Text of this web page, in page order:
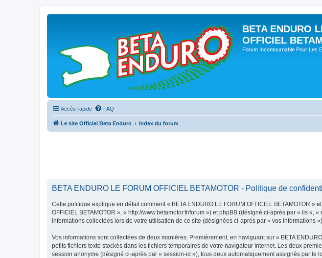
BETA ENDURO
OFFICIEL
Forum Incontournable Pour Les
Accès rapide FAQ
Le site Officiel Beta Enduro Index du forum
BETA ENDURO LE FORUM OFFICIEL BETAMOTOR - Politique de
Cette politique explique en détail comment « BETA ENDURO LE FORUM OFFICIEL BETAMOTOR
OFFICIEL BETAMOTOR », « http://www.betamotor.fr/forum ») et phpBB (désigné ci-après par « ils
informations collectées lors de votre utilisation de ce site (désignées ci-après par « vos informations
Vos informations sont collectées de deux manières. Premièrement, en naviguant sur « BETA
petits fichiers texte stockés dans les fichiers temporaires de votre navigateur Internet. Les deux
session anonyme (désigné ci-après par « session-id »), tous deux automatiquement assignés par